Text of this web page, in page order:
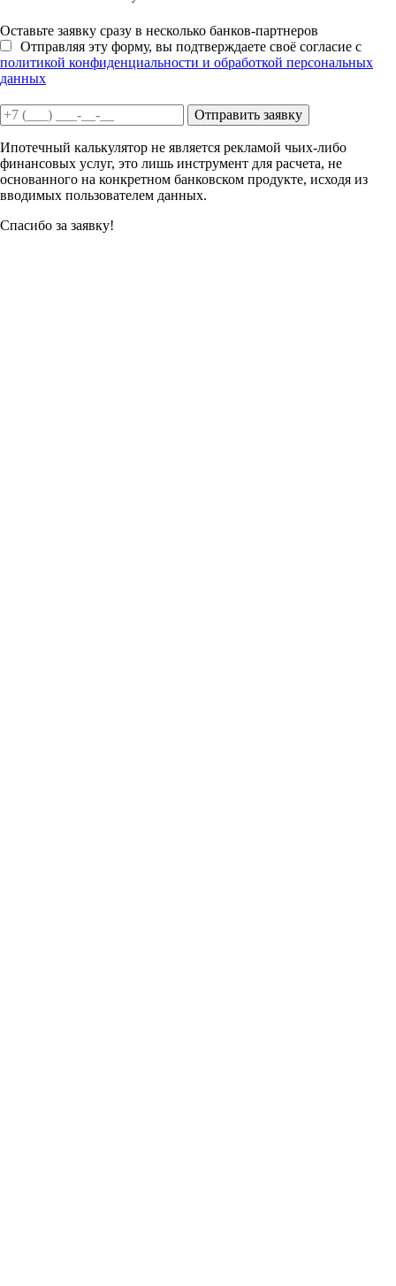
Оставьте заявку сразу в несколько банков-партнеров
Отправляя эту форму, вы подтверждаете своё согласие с
политикой конфиденциальности и обработкой персональных
данных
Отправить заявку
Ипотечный калькулятор не является рекламой чьих-либо
финансовых услуг, это лишь инструмент для расчета, не
основанного на конкретном банковском продукте, исходя из
вводимых пользователем данных.
Спасибо за заявку!